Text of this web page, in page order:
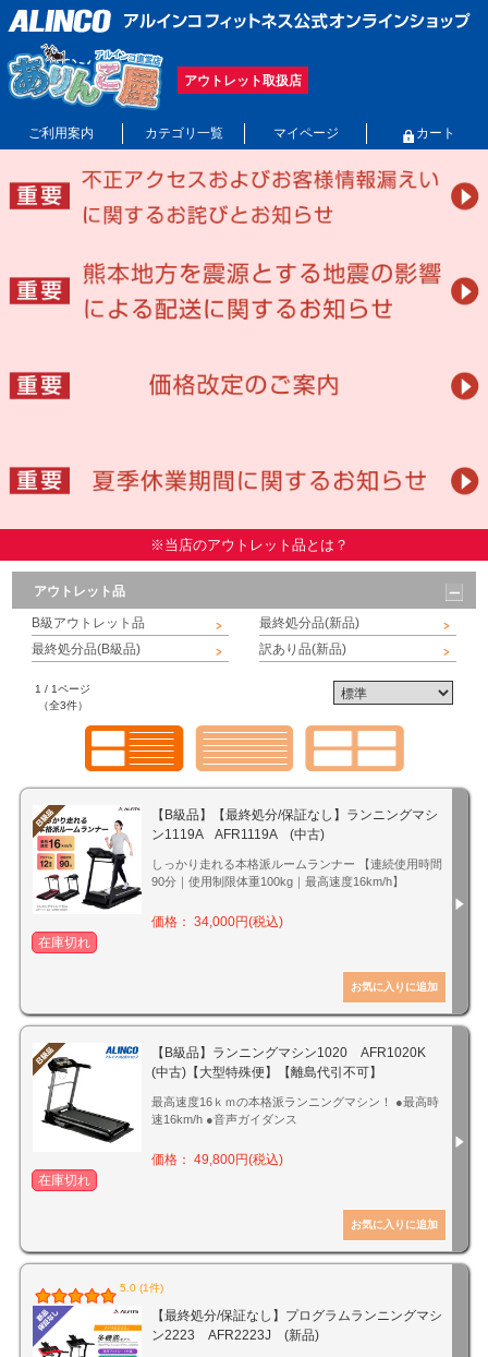
アウトレット取扱店
ご利用案内 カテゴリ一覧 マイページ カート
※当店のアウトレット品とは？
アウトレット品
B級アウトレット品
最終処分品(B級品)
最終処分品(新品)
訳あり品(新品)
1 / 1ページ
（全3件）
【B級品】【最終処分/保証なし】ランニングマシ
ン1119A AFR1119A (中古)
しっかり走れる本格派ルームランナー 【連続使用時間
90分｜使用制限体重100kg｜最高速度16km/h】
価格： 34,000円(税込)
在庫切れ
【B級品】ランニングマシン1020 AFR1020K
(中古)【大型特殊便】【離島代引不可】
最高速度16ｋｍの本格派ランニングマシン！ ●最高時
速16km/h ●音声ガイダンス
価格： 49,800円(税込)
在庫切れ
5.0 (1件)
【最終処分/保証なし】プログラムランニングマシ
ン2223 AFR2223J (新品)